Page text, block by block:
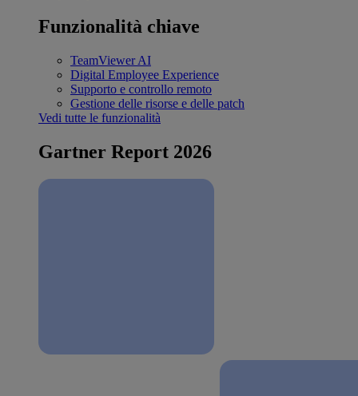
Funzionalità chiave
TeamViewer AI
Digital Employee Experience
Supporto e controllo remoto
Gestione delle risorse e delle patch
Vedi tutte le funzionalità
Gartner Report 2026